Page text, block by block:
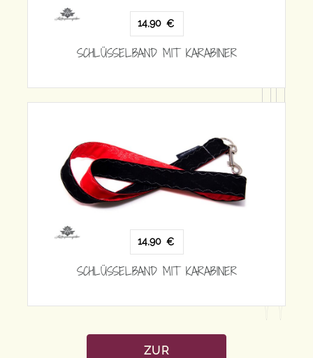
SCHLÜSSELBAND MIT KARABINER
ZUR